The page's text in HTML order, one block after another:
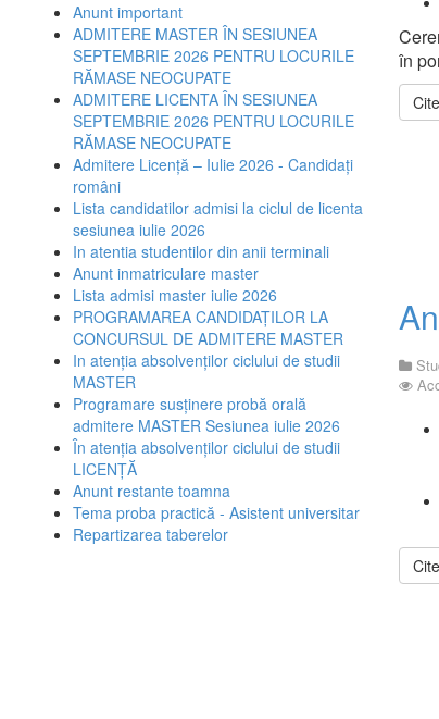
în
Anunt important
ADMITERE MASTER ÎN SESIUNEA
SEPTEMBRIE 2026 PENTRU LOCURILE
RĂMASE NEOCUPATE
ADMITERE LICENTA ÎN SESIUNEA
SEPTEMBRIE 2026 PENTRU LOCURILE
RĂMASE NEOCUPATE
Admitere Licență – Iulie 2026 - Candidați
români
Lista candidatilor admisi la ciclul de licenta
sesiunea iulie 2026
In atentia studentilor din anii terminali
Anunt inmatriculare master
Lista admisi master iulie 2026
PROGRAMAREA CANDIDAŢILOR LA
CONCURSUL DE ADMITERE MASTER
In atenția absolvenților ciclului de studii
MASTER
Programare susținere probă orală
admitere MASTER Sesiunea iulie 2026
În atenția absolvenților ciclului de studii
LICENȚĂ
Anunt restante toamna
Tema proba practică - Asistent universitar
Repartizarea taberelor